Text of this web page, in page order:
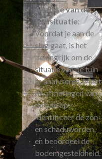
Analyse van de
tuinsituatie:
Voordat je aan de
slag gaat, is het
belangrijk om de
situatie van de tuin
te analyseren. Meet
de afmetingen van
de tuin op,
identificeer de zon-
en schaduworden,
en beoordeel de
bodemgesteldheid.